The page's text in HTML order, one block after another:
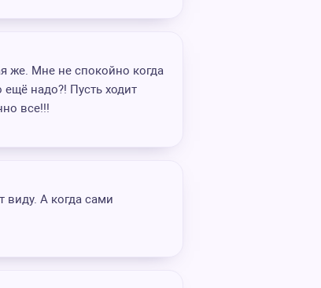
же. Мне не спокойно когда
надо?! Пусть ходит
все!!!
виду. А когда сами